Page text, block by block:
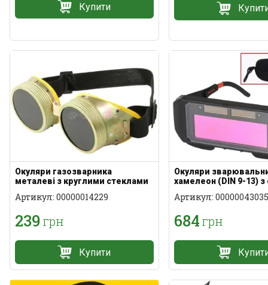
Купити
Окуляри газозварника
металеві з круглими стеклами
Артикул: 00000014229
239грн
Купити
Окуляри
хамелеон (DIN 9-13)
Артикул: 00000043035
684грн